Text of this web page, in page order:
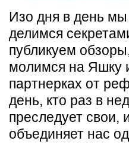
Изо дня в день мы
делимся
публикуем
молимся на Яшку
партнерках от
день, кто раз в
преследует свои,
объединяет нас